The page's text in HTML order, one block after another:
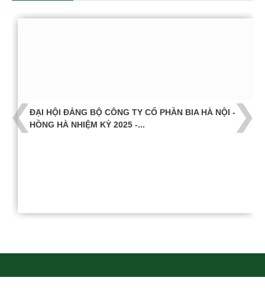
ĐẠI HỘI ĐẢNG BỘ CÔNG TY CỔ PHẦN BIA HÀ NỘI -
HỒNG HÀ NHIỆM KỲ 2025 -...